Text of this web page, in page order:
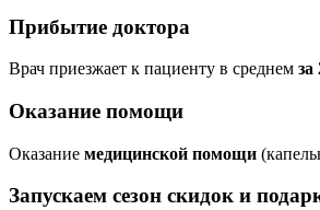
Прибытие доктора
Врач приезжает к пациенту в среднем за
Оказание помощи
Оказание медицинской помощи
Запускаем сезон скидок и